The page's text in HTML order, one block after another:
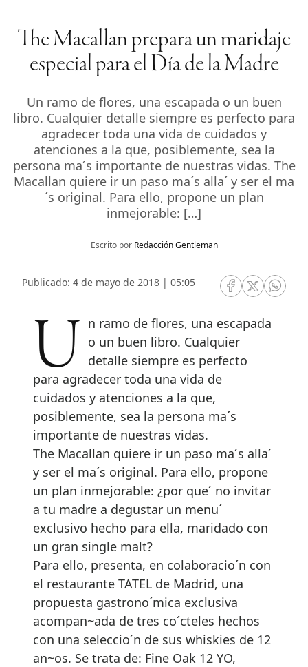
The Macallan prepara un maridaje
especial para el Día de la Madre
Un ramo de flores, una escapada o un buen
libro. Cualquier detalle siempre es perfecto para
agradecer toda una vida de cuidados y
atenciones a la que, posiblemente, sea la
persona ma´s importante de nuestras vidas. The
Macallan quiere ir un paso ma´s alla´ y ser el ma
´s original. Para ello, propone un plan
inmejorable: […]
Escrito por Redacción Gentleman
Publicado: 4 de mayo de 2018 | 05:05
RRSS Facebook
RRSSRRSS
Un ramo de flores, una escapada
o un buen libro. Cualquier
detalle siempre es perfecto
para agradecer toda una vida de
cuidados y atenciones a la que,
posiblemente, sea la persona ma´s
importante de nuestras vidas.
The Macallan quiere ir un paso ma´s alla´
y ser el ma´s original. Para ello, propone
un plan inmejorable: ¿por que´ no invitar
a tu madre a degustar un menu´
exclusivo hecho para ella, maridado con
un gran single malt?
Para ello, presenta, en colaboracio´n con
el restaurante TATEL de Madrid, una
propuesta gastrono´mica exclusiva
acompan~ada de tres co´cteles hechos
con una seleccio´n de sus whiskies de 12
an~os. Se trata de: Fine Oak 12 YO,